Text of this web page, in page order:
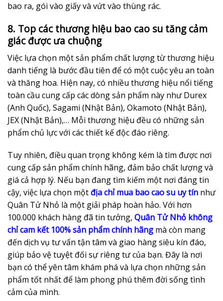
bao ra, gói vào giấy và vứt vào thùng rác.
8. Top các thương hiệu bao cao su tăng cảm
giác được ưa chuộng
Việc lựa chọn một sản phẩm chất lượng từ thương hiệu
danh tiếng là bước đầu tiên để có một cuộc yêu an toàn
và thăng hoa. Hiện nay, có nhiều thương hiệu nổi tiếng
toàn cầu cung cấp các dòng sản phẩm này như Durex
(Anh Quốc), Sagami (Nhật Bản), Okamoto (Nhật Bản),
JEX (Nhật Bản),… Mỗi thương hiệu đều có những sản
phẩm chủ lực với các thiết kế độc đáo riêng.
Tuy nhiên, điều quan trọng không kém là tìm được nơi
cung cấp sản phẩm chính hãng, đảm bảo chất lượng và
giá cả hợp lý. Nếu bạn đang tìm kiếm một nơi đáng tin
cậy, việc lựa chọn mộtđịa chỉ mua bao cao su uy tín như
Quân Tử Nhỏ là một giải pháp hoàn hảo. Với hơn
100.000 khách hàng đã tin tưởng, Quân Tử Nhỏ không
chỉ cam kết 100% sản phẩm chính hãng mà còn mang
đến dịch vụ tư vấn tận tâm và giao hàng siêu kín đáo,
giúp bảo vệ tuyệt đối sự riêng tư của bạn. Đây là nơi
bạn có thể yên tâm khám phá và lựa chọn những sản
phẩm tốt nhất để làm phong phú thêm đời sống tình
cảm của mình.